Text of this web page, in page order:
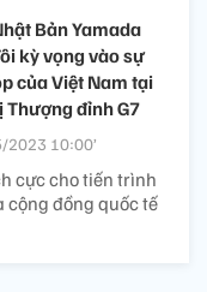
Bản Yamada
kỳ vọng vào sự
của Việt Nam tại
Thượng đỉnh G7
2023 10:00’
cực cho tiến trình
đồng quốc tế